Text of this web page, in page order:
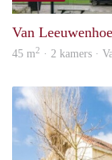
Van
45 m2 · 2 kamers ·